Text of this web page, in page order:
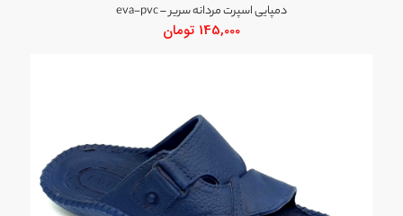
دمپایی اسپرت مردانه سریر – eva-pvc
145,000 تومان